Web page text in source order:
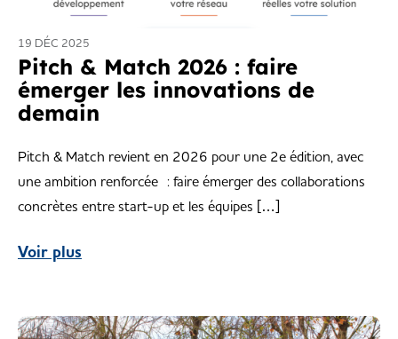
19 DÉC 2025
Pitch & Match 2026 : faire
émerger les innovations de
demain
Pitch & Match revient en 2026 pour une 2e édition, avec
une ambition renforcée : faire émerger des collaborations
concrètes entre start-up et les équipes […]
Voir plus